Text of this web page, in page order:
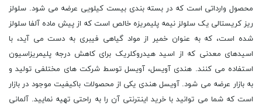
محصول وارداتی است که در بسته بندی بیست کیلویی عرضه می شود. سلولز
ریز کریستالی یک سلولز نیمه پلیمریزه خالص است که از پیش ماده آلفا سلولز
شده است، که به عنوان خمیر از مواد گیاهی فیبری به دست می ‌آید، با
اسیدهای معدنی که از اسید هیدروکلریک برای کاهش درجه پلیمریزاسیون
استفاده می‌ کنند. هندی آویسل، آویسل توسط شرکت های مختلفی تولید و
به بازار عرضه می شود. آویسل هندی یکی از محصولات باکیفیت موجود در بازار
است که شما می توانید با خرید اینترنتی آن را به راحتی تهیه نمایید. آلمانی